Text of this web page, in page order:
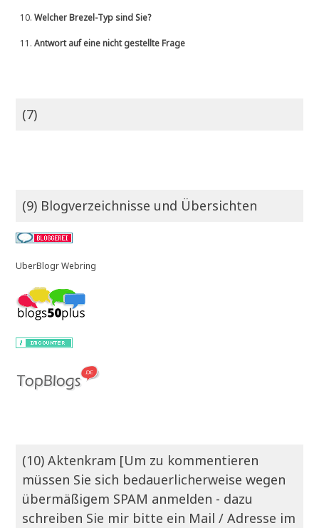
10.Welcher Brezel-Typ sind Sie?
11.Antwort auf eine nicht gestellte Frage
(7)
(9) Blogverzeichnisse und Übersichten
UberBlogr Webring
(10) Aktenkram [Um zu kommentieren
müssen Sie sich bedauerlicherweise wegen
übermäßigem SPAM anmelden - dazu
schreiben Sie mir bitte ein Mail / Adresse im